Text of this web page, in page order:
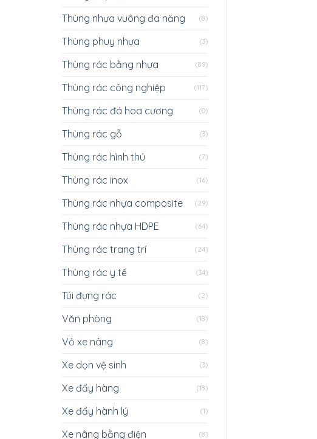
Thùng nhựa vuông đa năng (8)
Thùng phuy nhựa (3)
Thùng rác bằng nhựa (89)
Thùng rác công nghiệp (117)
Thùng rác đá hoa cương (0)
Thùng rác gỗ (3)
Thùng rác hình thú (7)
Thùng rác inox (16)
Thùng rác nhựa composite (29)
Thùng rác nhựa HDPE (64)
Thùng rác trang trí (24)
Thùng rác y tế (34)
Túi đựng rác (2)
Văn phòng (18)
Vỏ xe nâng (8)
Xe dọn vệ sinh (3)
Xe đẩy hàng (18)
Xe đẩy hành lý (1)
Xe nâng bằng điện (8)